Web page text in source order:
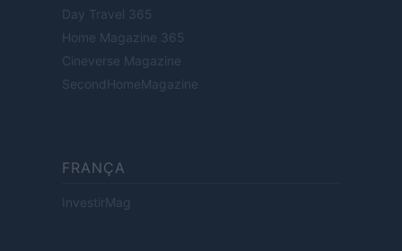
Day Travel 365
Home Magazine 365
Cineverse Magazine
SecondHomeMagazine
FRANÇA
InvestirMag